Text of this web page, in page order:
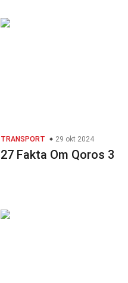
TRANSPORT 29 okt 2024
27 Fakta Om Qoros 3